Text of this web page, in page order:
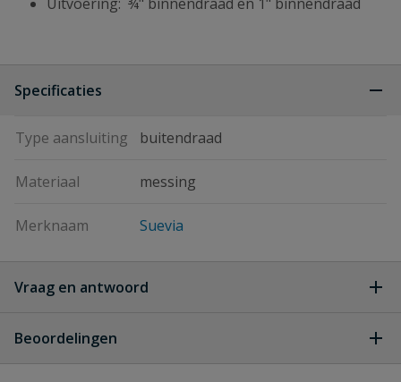
Specificaties
Type aansluiting buitendraad
Materiaal messing
Merknaam Suevia
Vraag en antwoord
Beoordelingen